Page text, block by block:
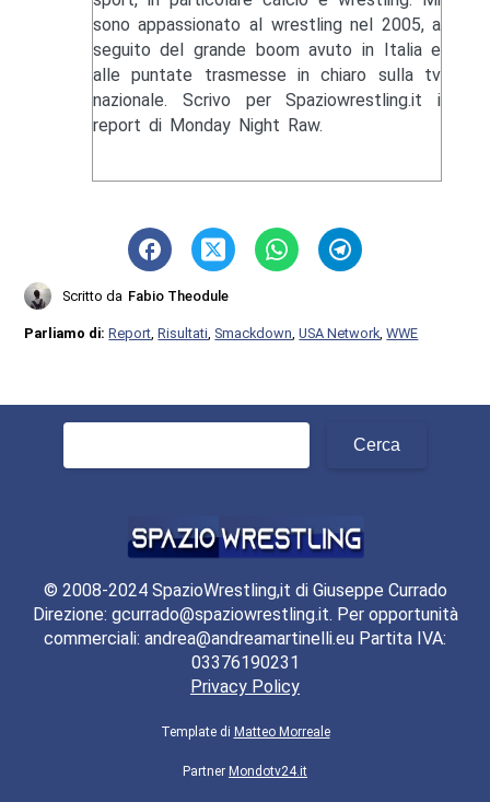
sono appassionato al wrestling nel 2005, a
seguito del grande boom avuto in Italia e
alle puntate trasmesse in chiaro sulla tv
nazionale. Scrivo per Spaziowrestling.it i
report di Monday Night Raw.
Scritto da Fabio Theodule
Parliamo di:Report ,Risultati ,Smackdown ,USA Network ,WWE
© 2008-2024 SpazioWrestling,it di Giuseppe Currado
Direzione: gcurrado@spaziowrestling.it. Per opportunità
commerciali: andrea@andreamartinelli.eu Partita IVA:
03376190231
Privacy Policy
Template di Matteo Morreale
Partner Mondotv24.it